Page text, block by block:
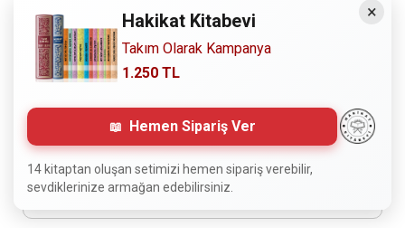
Copyright © 2008 - Dinimiz İslam. Her Hakkı Saklıdır.
Sitemizdeki bilgiler, bütün insanların istifadesi için
hazırlanmıştır. Orijinaline sadık kalmak şartıyla, izin
almaya gerek kalmadan, herkes istediği gibi alıp istifade
edebilir.
Normal Siteyi Göster
×
Hakikat Kitabevi
Takım Olarak Kampanya
1.250 TL
Hemen Sipariş Ver
14 kitaptan oluşan setimizi hemen sipariş verebilir,
sevdiklerinize armağan edebilirsiniz.